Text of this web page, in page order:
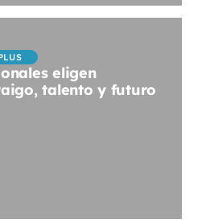
eligen
talento y futuro